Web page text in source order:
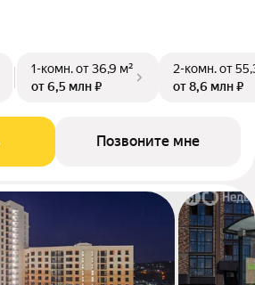
1-комн.от 36,9 м²
от 6,5 млн ₽
2-комн.от
от 8,6 млн ₽
Позвоните мне